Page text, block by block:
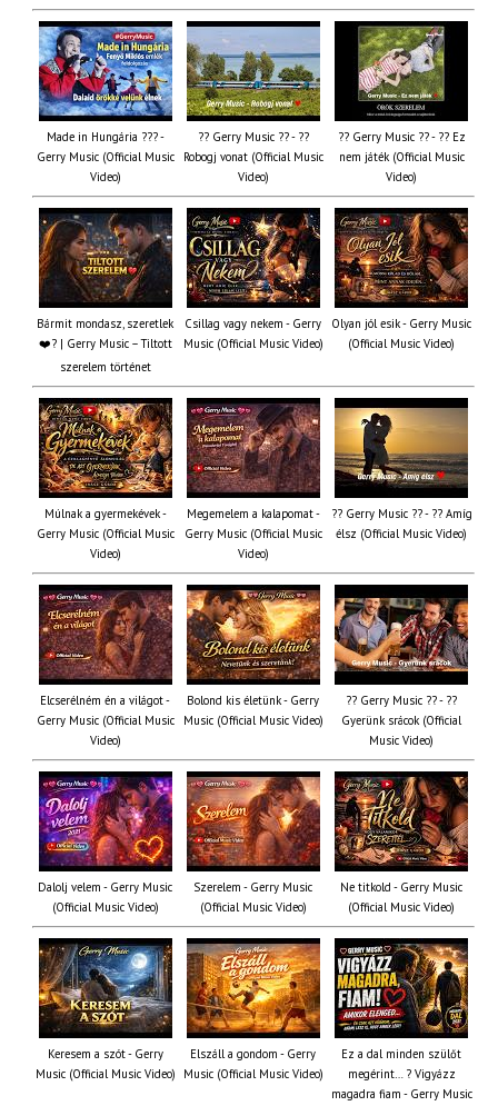
Made in Hungária ??? -
Gerry Music (Official Music
Video)
?? Gerry Music ?? - ??
Robogj vonat (Official Music
Video)
?? Gerry Music ?? - ?? Ez
nem játék (Official Music
Video)
Bármit mondasz, szeretlek
❤️‍? | Gerry Music – Tiltott
szerelem történet
Csillag vagy nekem - Gerry
Music (Official Music Video)
Olyan jól esik - Gerry Music
(Official Music Video)
Múlnak a gyermekévek -
Gerry Music (Official Music
Video)
Megemelem a kalapomat -
Gerry Music (Official Music
Video)
?? Gerry Music ?? - ?? Amíg
élsz (Official Music Video)
Elcserélném én a világot -
Gerry Music (Official Music
Video)
Bolond kis életünk - Gerry
Music (Official Music Video)
?? Gerry Music ?? - ??
Gyerünk srácok (Official
Music Video)
Dalolj velem - Gerry Music
(Official Music Video)
Szerelem - Gerry Music
(Official Music Video)
Ne titkold - Gerry Music
(Official Music Video)
Keresem a szót - Gerry
Music (Official Music Video)
Elszáll a gondom - Gerry
Music (Official Music Video)
Ez a dal minden szülőt
megérint… ? Vigyázz
magadra fiam - Gerry Music